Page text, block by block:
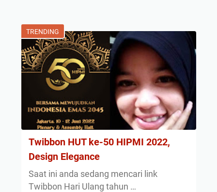
TRENDING
Twibbon HUT ke-50 HIPMI 2022,
Design Elegance
Saat ini anda sedang mencari link
Twibbon Hari Ulang tahun …